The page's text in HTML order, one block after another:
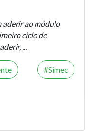
aderir ao módulo
ciclo de
...
Simec